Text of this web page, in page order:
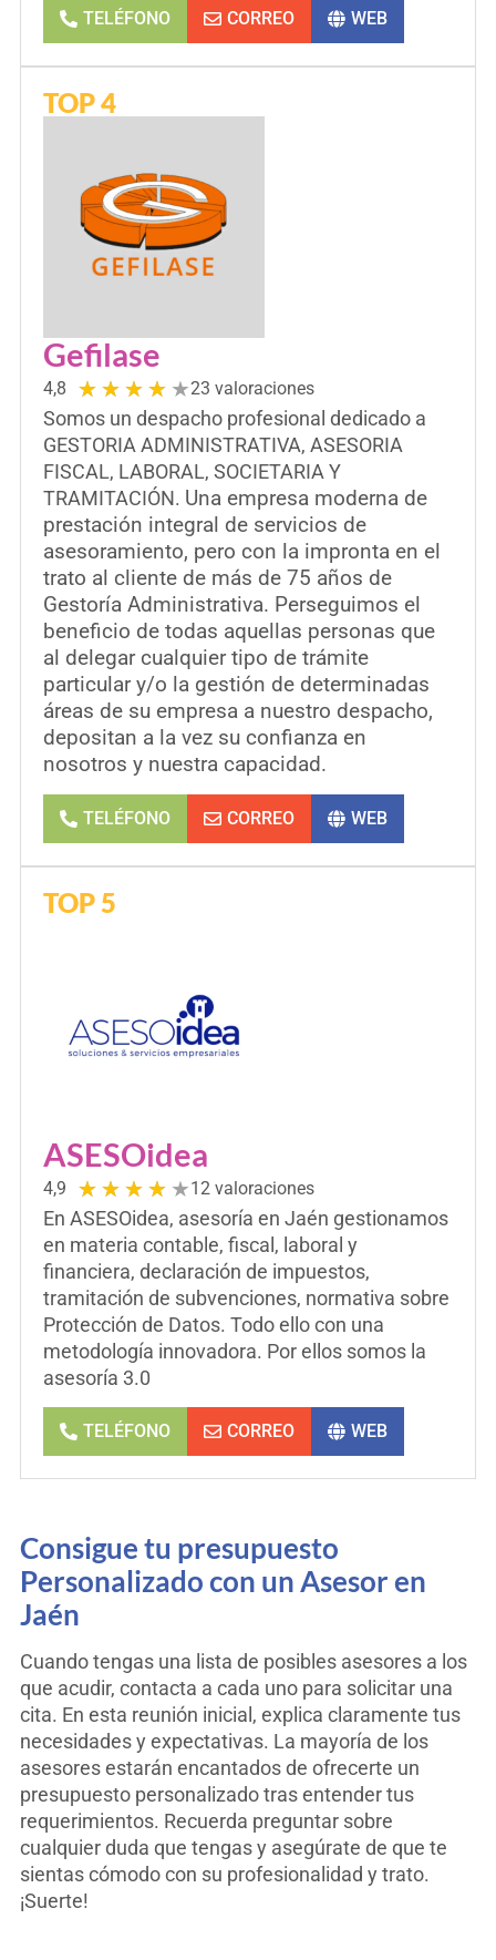
TELÉFONO CORREO WEB
TOP 4
Gefilase
4,8 ★ ★ ★ ★ ★23 valoraciones
Somos un despacho profesional dedicado a
GESTORIA ADMINISTRATIVA, ASESORIA
FISCAL, LABORAL, SOCIETARIA Y
TRAMITACIÓN. Una empresa moderna de
prestación integral de servicios de
asesoramiento, pero con la impronta en el
trato al cliente de más de 75 años de
Gestoría Administrativa. Perseguimos el
beneficio de todas aquellas personas que
al delegar cualquier tipo de trámite
particular y/o la gestión de determinadas
áreas de su empresa a nuestro despacho,
depositan a la vez su confianza en
nosotros y nuestra capacidad.
TELÉFONO CORREO WEB
TOP 5
ASESOidea
4,9 ★ ★ ★ ★ ★12 valoraciones
En ASESOidea, asesoría en Jaén gestionamos
en materia contable, fiscal, laboral y
financiera, declaración de impuestos,
tramitación de subvenciones, normativa sobre
Protección de Datos. Todo ello con una
metodología innovadora. Por ellos somos la
asesoría 3.0
TELÉFONO CORREO WEB
Consigue tu presupuesto
Personalizado con un Asesor en
Jaén
Cuando tengas una lista de posibles asesores a los
que acudir, contacta a cada uno para solicitar una
cita. En esta reunión inicial, explica claramente tus
necesidades y expectativas. La mayoría de los
asesores estarán encantados de ofrecerte un
presupuesto personalizado tras entender tus
requerimientos. Recuerda preguntar sobre
cualquier duda que tengas y asegúrate de que te
sientas cómodo con su profesionalidad y trato.
¡Suerte!